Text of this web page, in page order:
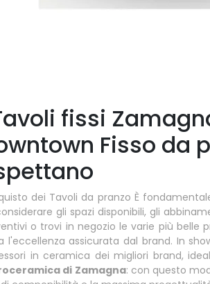
fissi
Fisso da
dei Tavoli da pranzo È
gli spazi disponibili, gli
o trovi in negozio le varie più belle
l'eccellenza assicurata dal brand. In
in ceramica dei migliori brand,
di Zamagna: con questo